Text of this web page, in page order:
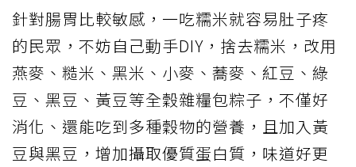
針對腸胃比較敏感，一吃糯米就容易肚子疼
的民眾，不妨自己動手DIY，捨去糯米，改用
燕麥、糙米、黑米、小麥、蕎麥、紅豆、綠
豆、黑豆、黃豆等全穀雜糧包粽子，不僅好
消化、還能吃到多種穀物的營養，且加入黃
豆與黑豆，增加攝取優質蛋白質，味道好更